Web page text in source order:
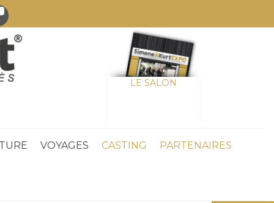
LE SALON
VOYAGES CASTING PARTENAIRES